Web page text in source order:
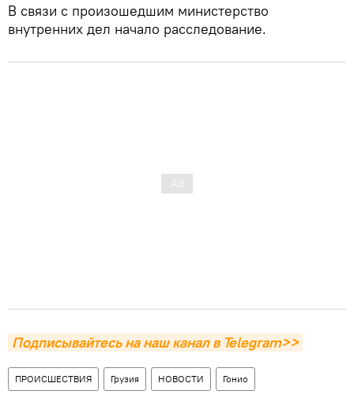
В связи с произошедшим министерство
внутренних дел начало расследование.
Подписывайтесь на наш канал в Telegram>>
ПРОИСШЕСТВИЯ Грузия НОВОСТИ Гонио